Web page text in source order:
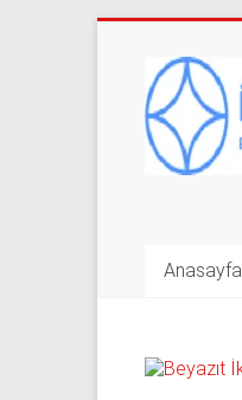
contentİkinci
El
Beyaz
Alan
|
Anasayfa